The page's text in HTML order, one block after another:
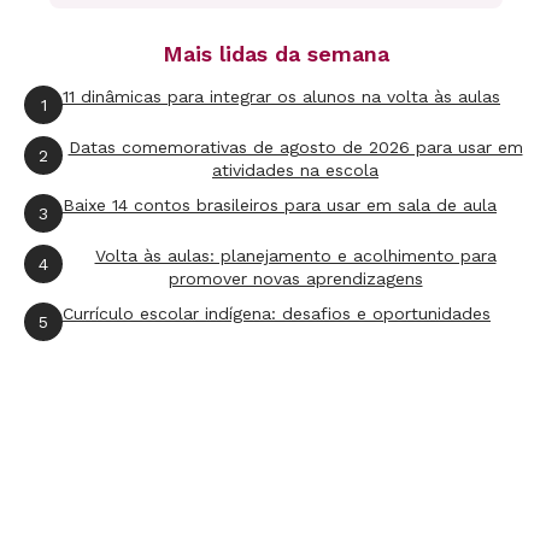
Novo Século, tel. (11) 3699-7107, 29,90 reais.
INFANTIL
Mais lidas da semana
1 11 dinâmicas para integrar os alunos na volta às aulas
2
Datas comemorativas de agosto de 2026 para usar em
atividades na escola
3 Baixe 14 contos brasileiros para usar em sala de aula
4
Volta às aulas: planejamento e acolhimento para
promover novas aprendizagens
5 Currículo escolar indígena: desafios e oportunidades